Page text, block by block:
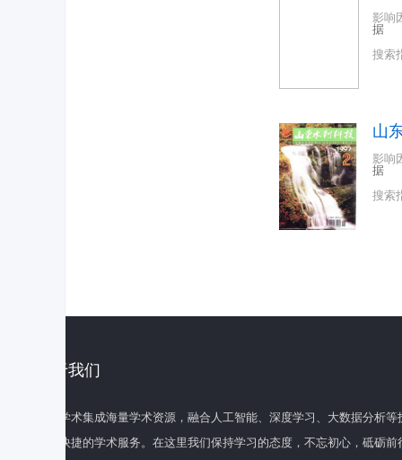
影响
据
搜索
山
影响
据
搜索
关于我们
百度学术集成海量学术资源，融合人工智能、深度学习、大数据分析
全面快捷的学术服务。在这里我们保持学习的态度，不忘初心，砥砺前